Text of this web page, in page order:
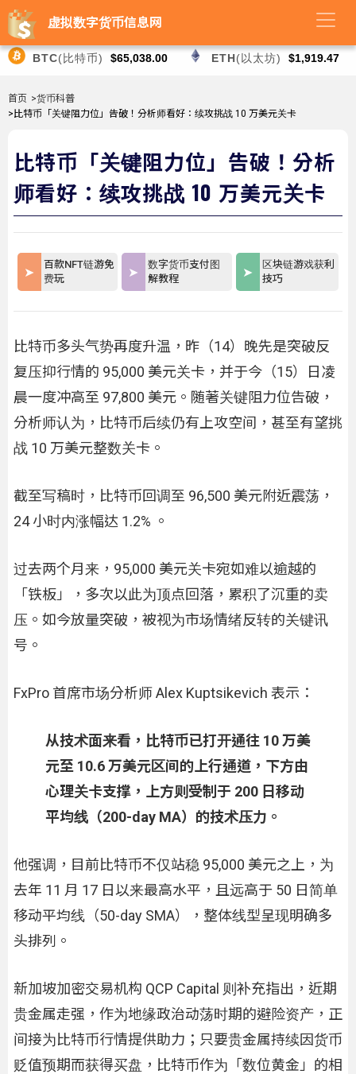
虚拟数字货币信息网
BTC(比特币) $65,038.00 ETH(以太坊) $1,919.47
首页 >货币科普
>比特币「关键阻力位」告破！分析师看好：续攻挑战 10 万美元关卡
比特币「关键阻力位」告破！分析
师看好：续攻挑战 10 万美元关卡
百款NFT链游免
费玩
数字货币支付图
解教程
区块链游戏获利
技巧
比特币多头气势再度升温，昨（14）晚先是突破反
复压抑行情的 95,000 美元关卡，并于今（15）日凌
晨一度冲高至 97,800 美元。随著关键阻力位告破，
分析师认为，比特币后续仍有上攻空间，甚至有望挑
战 10 万美元整数关卡。
截至写稿时，比特币回调至 96,500 美元附近震荡，
24 小时内涨幅达 1.2% 。
过去两个月来，95,000 美元关卡宛如难以逾越的
「铁板」，多次以此为顶点回落，累积了沉重的卖
压。如今放量突破，被视为市场情绪反转的关键讯
号。
FxPro 首席市场分析师 Alex Kuptsikevich 表示：
从技术面来看，比特币已打开通往 10 万美
元至 10.6 万美元区间的上行通道，下方由
心理关卡支撑，上方则受制于 200 日移动
平均线（200-day MA）的技术压力。
他强调，目前比特币不仅站稳 95,000 美元之上，为
去年 11 月 17 日以来最高水平，且远高于 50 日简单
移动平均线（50-day SMA），整体线型呈现明确多
头排列。
新加坡加密交易机构 QCP Capital 则补充指出，近期
贵金属走强，作为地缘政治动荡时期的避险资产，正
间接为比特币行情提供助力；只要贵金属持续因货币
贬值预期而获得买盘，比特币作为「数位黄金」的相